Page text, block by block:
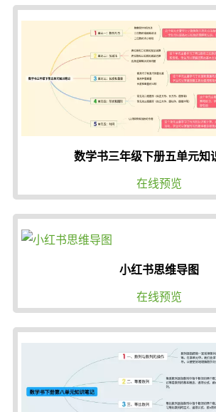
数学书三年级下册五单元知
在线预览
小红书思维导图
在线预览